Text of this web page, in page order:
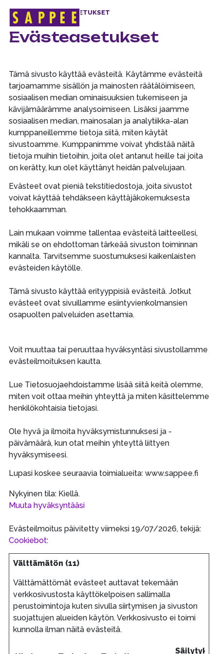
Päävalikko
ETUSIVU > EVÄSTEASETUKSET
Evästeasetukset
Tämä sivusto käyttää evästeitä. Käytämme evästeitä
tarjoamamme sisällön ja mainosten räätälöimiseen,
sosiaalisen median ominaisuuksien tukemiseen ja
kävijämäärämme analysoimiseen. Lisäksi jaamme
sosiaalisen median, mainosalan ja analytiikka-alan
kumppaneillemme tietoja siitä, miten käytät
sivustoamme. Kumppanimme voivat yhdistää näitä
tietoja muihin tietoihin, joita olet antanut heille tai joita
on kerätty, kun olet käyttänyt heidän palvelujaan.
Evästeet ovat pieniä tekstitiedostoja, joita sivustot
voivat käyttää tehdäkseen käyttäjäkokemuksesta
tehokkaamman.
Lain mukaan voimme tallentaa evästeitä laitteellesi,
mikäli se on ehdottoman tärkeää sivuston toiminnan
kannalta. Tarvitsemme suostumuksesi kaikenlaisten
evästeiden käytölle.
Tämä sivusto käyttää erityyppisiä evästeitä. Jotkut
evästeet ovat sivuillamme esiintyvienkolmansien
osapuolten palveluiden asettamia.
Voit muuttaa tai peruuttaa hyväksyntäsi sivustollamme
evästeilmoituksen kautta.
Lue Tietosuojaehdoistamme lisää siitä keitä olemme,
miten voit ottaa meihin yhteyttä ja miten käsittelemme
henkilökohtaisia tietojasi.
Ole hyvä ja ilmoita hyväksymistunnuksesi ja -
päivämäärä, kun otat meihin yhteyttä liittyen
hyväksymiseesi.
Lupasi koskee seuraavia toimialueita: www.sappee.fi
Nykyinen tila: Kiellä.
Muuta hyväksyntääsi
Evästeilmoitus päivitetty viimeksi 19/07/2026, tekijä:
Cookiebot:
Välttämätön (11)
Välttämättömät evästeet auttavat tekemään
verkkosivustosta käyttökelpoisen sallimalla
perustoimintoja kuten sivulla siirtymisen ja sivuston
suojattujen alueiden käytön. Verkkosivusto ei toimi
kunnolla ilman näitä evästeitä.